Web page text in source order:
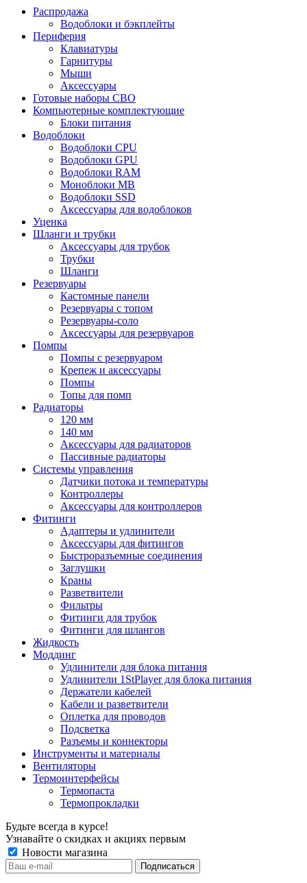
Распродажа
Водоблоки и бэкплейты
Периферия
Клавиатуры
Гарнитуры
Мыши
Аксессуары
Готовые наборы СВО
Компьютерные комплектующие
Блоки питания
Водоблоки
Водоблоки CPU
Водоблоки GPU
Водоблоки RAM
Моноблоки MB
Водоблоки SSD
Аксессуары для водоблоков
Уценка
Шланги и трубки
Аксессуары для трубок
Трубки
Шланги
Резервуары
Кастомные панели
Резервуары с топом
Резервуары-соло
Аксессуары для резервуаров
Помпы
Помпы с резервуаром
Крепеж и аксессуары
Помпы
Топы для помп
Радиаторы
120 мм
140 мм
Аксессуары для радиаторов
Пассивные радиаторы
Системы управления
Датчики потока и температуры
Контроллеры
Аксессуары для контроллеров
Фитинги
Адаптеры и удлинители
Аксессуары для фитингов
Быстроразъемные соединения
Заглушки
Краны
Разветвители
Фильтры
Фитинги для трубок
Фитинги для шлангов
Жидкость
Моддинг
Удлинители для блока питания
Удлинители 1StPlayer для блока питания
Держатели кабелей
Кабели и разветвители
Оплетка для проводов
Подсветка
Разъемы и коннекторы
Инструменты и материалы
Вентиляторы
Термоинтерфейсы
Термопаста
Термопрокладки
Будьте всегда в курсе!
Узнавайте о скидках и акциях первым
Новости магазина